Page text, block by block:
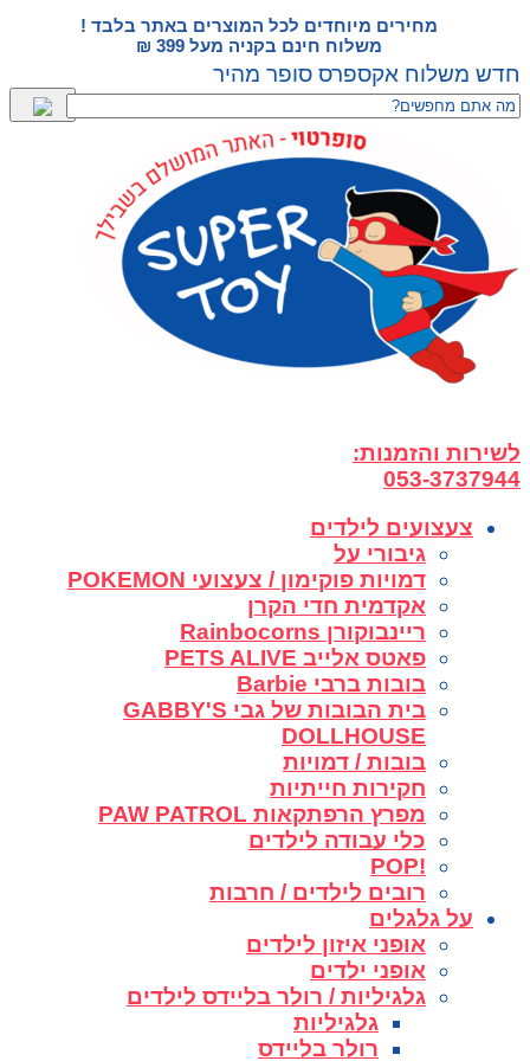
מחירים מיוחדים לכל המוצרים באתר בלבד !
משלוח חינם בקניה מעל 399 ₪
חדש משלוח אקספרס סופר מהיר
לשירות והזמנות:
053-3737944
צעצועים לילדים
גיבורי על
דמויות פוקימון / צעצועי POKEMON
אקדמית חדי הקרן
ריינבוקורן Rainbocorns
פאטס אלייב PETS ALIVE
בובות ברבי Barbie
בית הבובות של גבי GABBY'S
DOLLHOUSE
בובות / דמויות
חקירות חייתיות
מפרץ הרפתקאות PAW PATROL
כלי עבודה לילדים
!POP
רובים לילדים / חרבות
על גלגלים
אופני איזון לילדים
אופני ילדים
גלגיליות / רולר בליידס לילדים
גלגיליות
רולר בליידס